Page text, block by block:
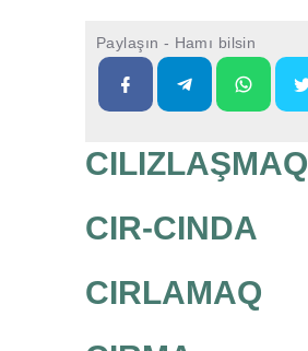
Paylaşın - Hamı bilsin
CILIZLAŞMAQ
CIR-CINDA
CIRLAMAQ